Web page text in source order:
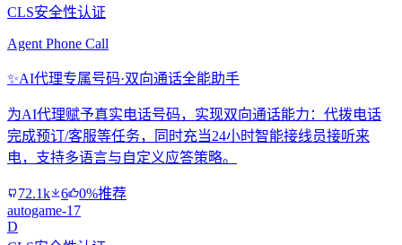
CLS安全性认证
Agent Phone Call
✨AI代理专属号码·双向通话全能助手
为AI代理赋予真实电话号码，实现双向通话能力：代拨电话
完成预订/客服等任务，同时充当24小时智能接线员接听来
电，支持多语言与自定义应答策略。
72.1k 6
0%推荐
autogame-17
D